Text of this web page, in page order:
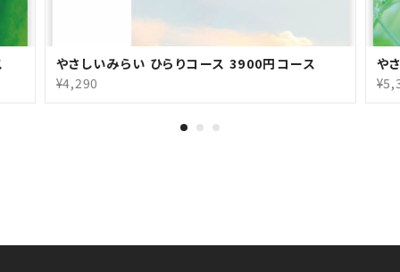
やさしいみらい ひらりコース 3900円コース
¥4,290
や